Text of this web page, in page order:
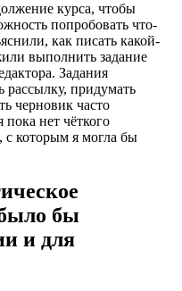
курса, чтобы
попробовать что-
как писать какой-
выполнить задание
Задания
рассылку, придумать
черновик часто
нет чёткого
которым я могла бы
бы
и для